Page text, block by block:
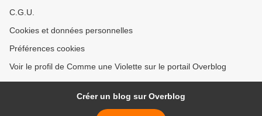
C.G.U.
Cookies et données personnelles
Préférences cookies
Voir le profil de Comme une Violette sur le portail Overblog
Créer un blog sur Overblog